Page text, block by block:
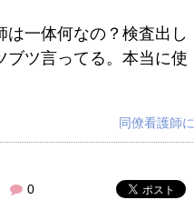
一体何なの？検査出し
ブツ言ってる。本当に使
同僚看護師に
0